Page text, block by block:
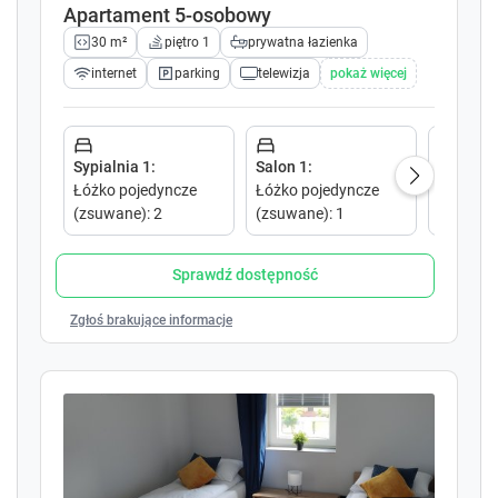
a
e
n
a
r
a
n
d
s
l
e
t
a
a
l
e
n
r
a
n
d
s
e
l
t
a
d
a
e
Apartament 5-osobowy
30 m² piętro 1
prywatna łazienka
internet
parking telewizja pokaż więcej
Sypialnia 1:
Łóżko pojedyncze
(zsuwane):2
Salon 1:
Łóżko pojedyncze
(zsuwane): 1
Sprawdź dostępność
Zgłoś brakujące informacje